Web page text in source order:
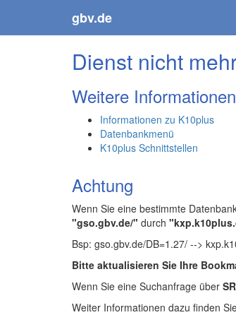
gbv.de
Dienst nicht
Weitere Informationen
Informationen zu K10plus
Datenbankmenü
K10plus Schnittstellen
Achtung
Wenn Sie eine bestimmte
"gso.gbv.de/" durch
Bsp: gso.gbv.de/DB=1.27/ -->
Bitte aktualisieren Sie Ihre
Wenn Sie eine Suchanfrage über
Weiter Informationen dazu finden